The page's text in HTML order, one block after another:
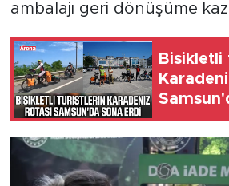
ambalajı geri dönüşüme
Bisikletli